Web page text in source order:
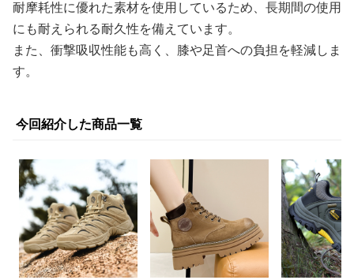
耐摩耗性に優れた素材を使用しているため、長期間の使用
にも耐えられる耐久性を備えています。
また、衝撃吸収性能も高く、膝や足首への負担を軽減しま
す。
今回紹介した商品一覧